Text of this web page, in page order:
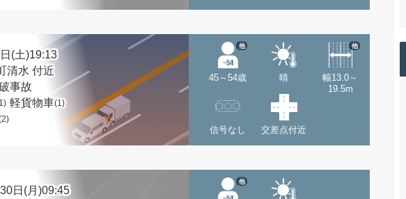
(土)19:13
清水 付近
事故
軽貨物車(1)
45～54歳
他
晴
幅13.0～
19.5m
他
信号なし 交差点付近
日(月)09:45
他